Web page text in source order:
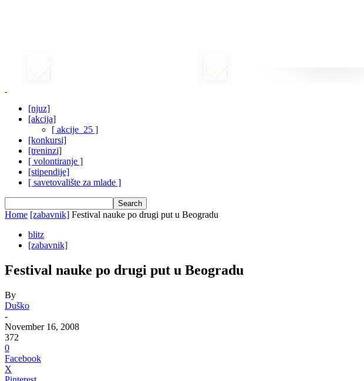
[njuz]
[akcija]
[ akcije_25 ]
[konkursi]
[treninzi]
[ volontiranje ]
[stipendije]
[ savetovalište za mlade ]
Home [zabavnik] Festival nauke po drugi put u Beogradu
blitz
[zabavnik]
Festival nauke po drugi put u Beogradu
By
Duško
-
November 16, 2008
372
0
Facebook
X